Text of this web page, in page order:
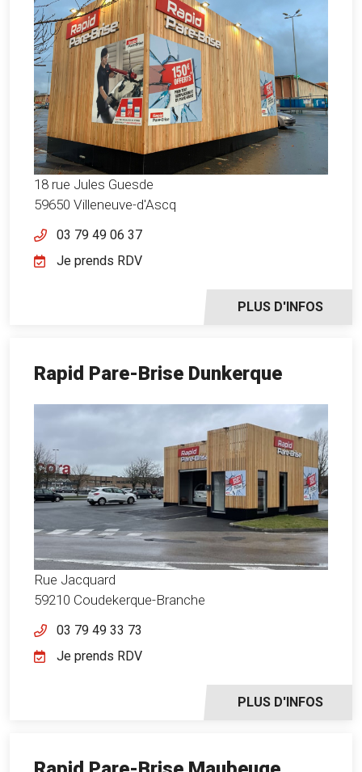
18 rue Jules Guesde
59650 Villeneuve-d'Ascq
03 79 49 06 37
PLUS D'INFOS
Je prends RDV
Rapid Pare-Brise Dunkerque
Rue Jacquard
59210 Coudekerque-Branche
03 79 49 33 73
PLUS D'INFOS
Je prends RDV